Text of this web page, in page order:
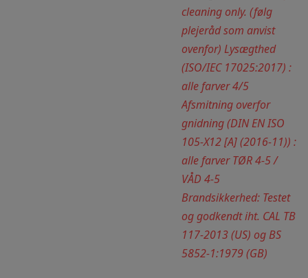
cleaning only. (følg
plejeråd som anvist
ovenfor) Lysægthed
(ISO/IEC 17025:2017) :
alle farver 4/5
Afsmitning overfor
gnidning (DIN EN ISO
105-X12 [A] (2016-11)) :
alle farver TØR 4-5 /
VÅD 4-5
Brandsikkerhed: Testet
og godkendt iht. CAL TB
117-2013 (US) og BS
5852-1:1979 (GB)